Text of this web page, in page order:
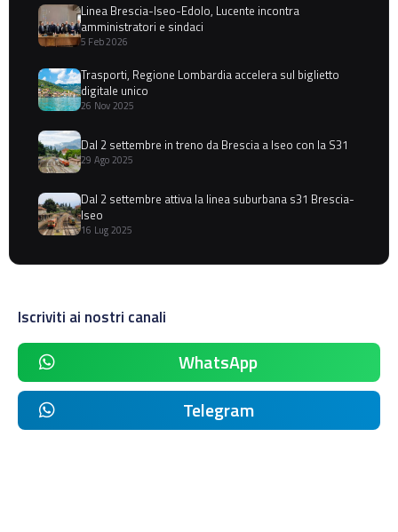
Linea Brescia-Iseo-Edolo, Lucente incontra
amministratori e sindaci
5 Feb 2026
Trasporti, Regione Lombardia accelera sul biglietto
digitale unico
26 Nov 2025
Dal 2 settembre in treno da Brescia a Iseo con la S31
29 Ago 2025
Dal 2 settembre attiva la linea suburbana s31 Brescia-
Iseo
16 Lug 2025
Iscriviti ai nostri canali
WhatsApp
Telegram